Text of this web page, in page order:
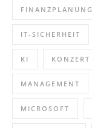
FINANZPLANUNG
IT-SICHERHEIT
KI KONZERT
MANAGEMENT
MICROSOFT